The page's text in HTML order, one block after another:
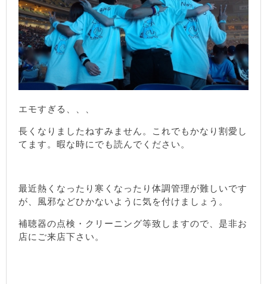
エモすぎる、、、
長くなりましたねすみません。これでもかなり割愛し
てます。暇な時にでも読んでください。
最近熱くなったり寒くなったり体調管理が難しいです
が、風邪などひかないように気を付けましょう。
補聴器の点検・クリーニング等致しますので、是非お
店にご来店下さい。